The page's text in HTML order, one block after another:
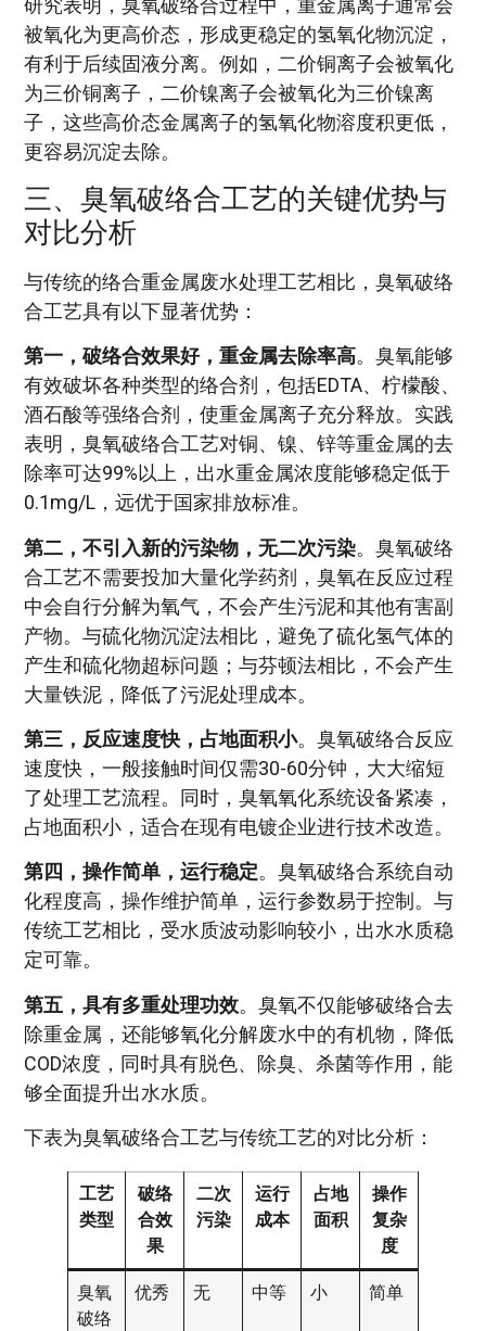
研究表明，臭氧破络合过程中，重金属离子通常会
被氧化为更高价态，形成更稳定的氢氧化物沉淀，
有利于后续固液分离。例如，二价铜离子会被氧化
为三价铜离子，二价镍离子会被氧化为三价镍离
子，这些高价态金属离子的氢氧化物溶度积更低，
更容易沉淀去除。
三、臭氧破络合工艺的关键优势与
对比分析
与传统的络合重金属废水处理工艺相比，臭氧破络
合工艺具有以下显著优势：
第一，破络合效果好，重金属去除率高。臭氧能够
有效破坏各种类型的络合剂，包括EDTA、柠檬酸、
酒石酸等强络合剂，使重金属离子充分释放。实践
表明，臭氧破络合工艺对铜、镍、锌等重金属的去
除率可达99%以上，出水重金属浓度能够稳定低于
0.1mg/L，远优于国家排放标准。
第二，不引入新的污染物，无二次污染。臭氧破络
合工艺不需要投加大量化学药剂，臭氧在反应过程
中会自行分解为氧气，不会产生污泥和其他有害副
产物。与硫化物沉淀法相比，避免了硫化氢气体的
产生和硫化物超标问题；与芬顿法相比，不会产生
大量铁泥，降低了污泥处理成本。
第三，反应速度快，占地面积小。臭氧破络合反应
速度快，一般接触时间仅需30-60分钟，大大缩短
了处理工艺流程。同时，臭氧氧化系统设备紧凑，
占地面积小，适合在现有电镀企业进行技术改造。
第四，操作简单，运行稳定。臭氧破络合系统自动
化程度高，操作维护简单，运行参数易于控制。与
传统工艺相比，受水质波动影响较小，出水水质稳
定可靠。
第五，具有多重处理功效。臭氧不仅能够破络合去
除重金属，还能够氧化分解废水中的有机物，降低
COD浓度，同时具有脱色、除臭、杀菌等作用，能
够全面提升出水水质。
下表为臭氧破络合工艺与传统工艺的对比分析：
工艺
类型
破络
合效
果
二次
污染
运行
成本
占地
面积
操作
复杂
度
臭氧
破络
优秀 无 中等 小 简单